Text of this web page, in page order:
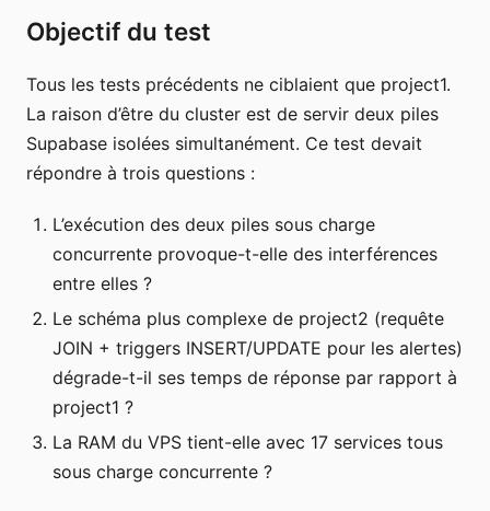
Objectif du test
Tous les tests précédents ne ciblaient que project1.
La raison d’être du cluster est de servir deux piles
Supabase isolées simultanément. Ce test devait
répondre à trois questions :
L’exécution des deux piles sous charge
concurrente provoque-t-elle des interférences
entre elles ?
Le schéma plus complexe de project2 (requête
JOIN + triggers INSERT/UPDATE pour les alertes)
dégrade-t-il ses temps de réponse par rapport à
project1 ?
La RAM du VPS tient-elle avec 17 services tous
sous charge concurrente ?